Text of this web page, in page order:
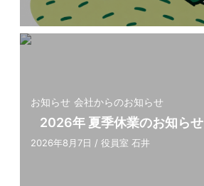
お知らせ 会社からのお知らせ
2026年 夏季休業のお知らせ
2026年8月7日 / 役員室 石井